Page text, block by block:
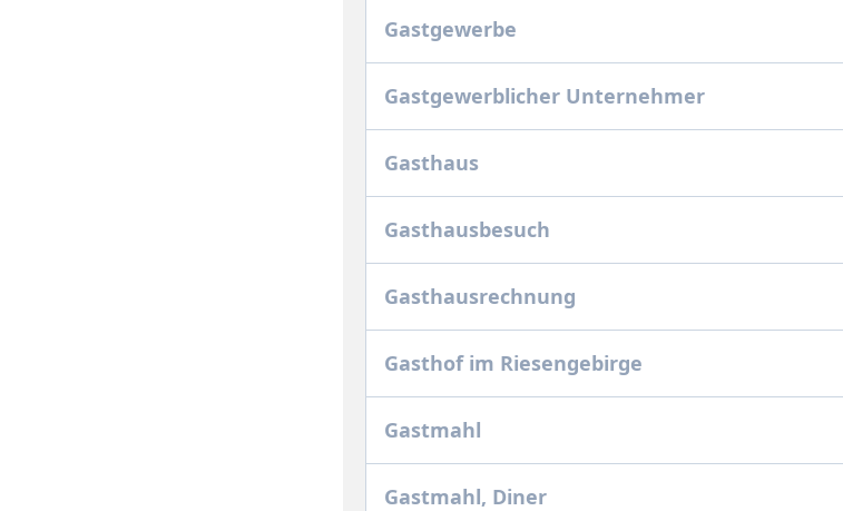
Gastgewerbe
Gastgewerblicher Unternehmer
Gasthaus
Gasthausbesuch
Gasthausrechnung
Gasthof im Riesengebirge
Gastmahl
Gastmahl, Diner